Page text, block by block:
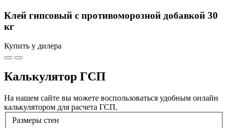
Клей гипсовый с противоморозной добавкой 30
кг
Купить у дилера
Калькулятор ГСП
На нашем сайте вы можете воспользоваться удобным онлайн
калькулятором для расчета ГСП.
Размеры стен